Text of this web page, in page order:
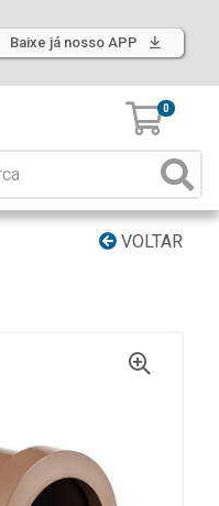
Baixe já nosso APP
0
VOLTAR